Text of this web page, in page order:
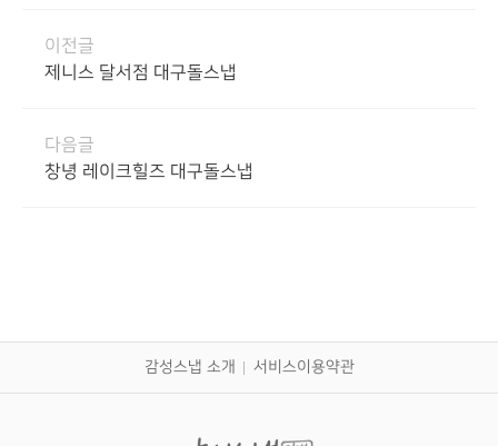
이전글
제니스 달서점 대구돌스냅
다음글
창녕 레이크힐즈 대구돌스냅
감성스냅 소개 서비스이용약관